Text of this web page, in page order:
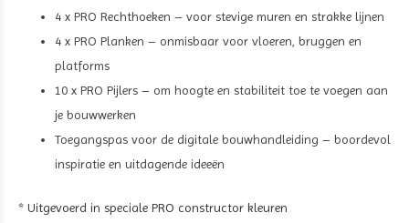
4 x PRO Rechthoeken – voor stevige muren en strakke lijnen
4 x PRO Planken – onmisbaar voor vloeren, bruggen en
platforms
10 x PRO Pijlers – om hoogte en stabiliteit toe te voegen aan
je bouwwerken
Toegangspas voor de digitale bouwhandleiding – boordevol
inspiratie en uitdagende ideeën
* Uitgevoerd in speciale PRO constructor kleuren